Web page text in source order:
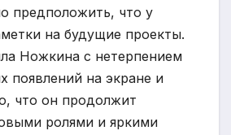
предположить, что у
на будущие проекты.
Ножкина с нетерпением
появлений на экране и
что он продолжит
ролями и яркими